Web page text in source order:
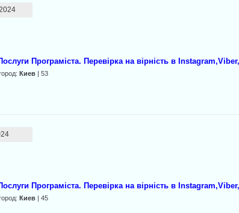
Програміста. Перевірка на вірність в
Киев | 53
Програміста. Перевірка на вірність в
Киев | 45